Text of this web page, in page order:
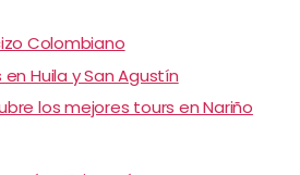
Colombiano
en Huila y San Agustín
los mejores tours en Nariño